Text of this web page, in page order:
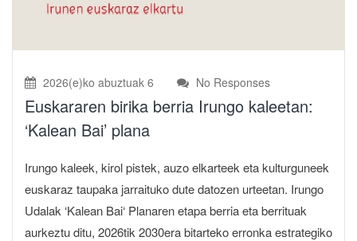
2026(e)ko abuztuak 6 No Responses
Euskararen birika berria Irungo kaleetan:
‘Kalean Bai’ plana
Irungo kaleek, kirol pistek, auzo elkarteek eta kulturguneek
euskaraz taupaka jarraituko dute datozen urteetan. Irungo
Udalak ‘Kalean Bai‘ Planaren etapa berria eta berrituak
aurkeztu ditu, 2026tik 2030era bitarteko erronka estrategiko